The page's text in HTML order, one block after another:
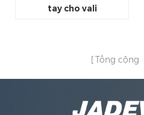
tay cho vali
Tổng cộng